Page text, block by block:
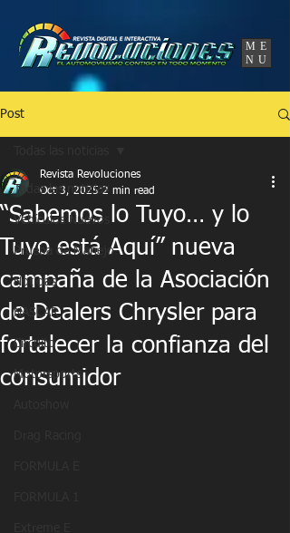
ME
NU
Post
Todas las noticias
Vehículos Nuevos
Prueba de Manejo
Noticias
NASCAR
Circuito
Motorsports
“Sabemos lo Tuyo… y lo
Tuyo está Aquí” nueva
campaña de la Asociación
de Dealers Chrysler para
fortalecer la confianza del
consumidor
Revista Revoluciones
Oct 3, 2025 2 min read